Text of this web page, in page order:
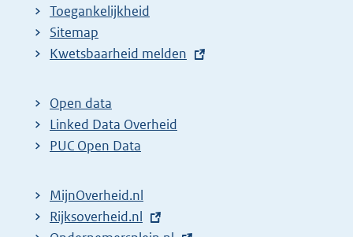
Toegankelijkheid
Sitemap
E
t
e
r
l
i
Kwetsbaarheid melden
Open data
Linked Data Overheid
PUC Open Data
MijnOverheid.nl
E
Rijksoverheid.nl